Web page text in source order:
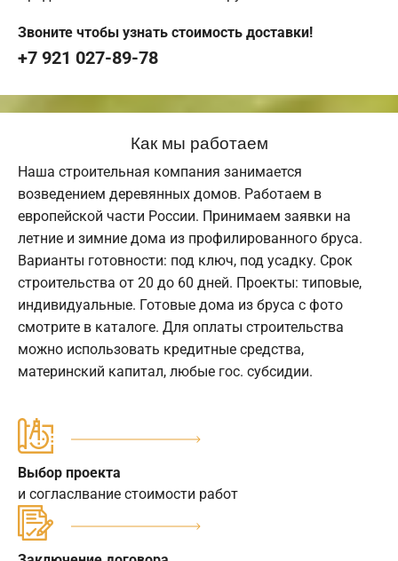
Звоните чтобы узнать стоимость доставки!
+7 921 027-89-78
Как мы работаем
Наша строительная компания занимается
возведением деревянных домов. Работаем в
европейской части России. Принимаем заявки на
летние и зимние дома из профилированного бруса.
Варианты готовности: под ключ, под усадку. Срок
строительства от 20 до 60 дней. Проекты: типовые,
индивидуальные. Готовые дома из бруса с фото
смотрите в каталоге. Для оплаты строительства
можно использовать кредитные средства,
материнский капитал, любые гос. субсидии.
Выбор проекта
и согласлвание стоимости работ